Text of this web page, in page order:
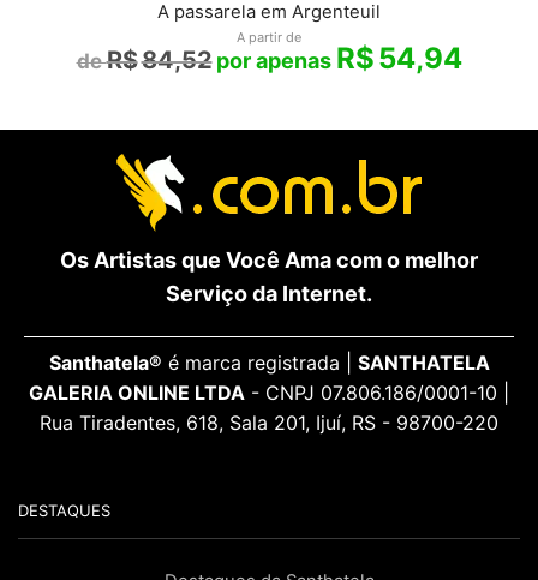
A passarela em Argenteuil
A partir de
R$84,52 R$54,94
Os Artistas que Você Ama com o melhor
Serviço da Internet.
Santhatela® é marca registrada | SANTHATELA
GALERIA ONLINE LTDA - CNPJ 07.806.186/0001-10 |
Rua Tiradentes, 618, Sala 201, Ijuí, RS - 98700-220
DESTAQUES